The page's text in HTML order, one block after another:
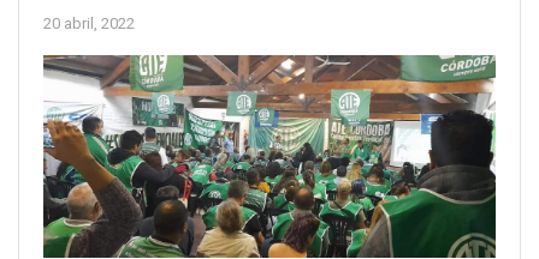
20 abril, 2022